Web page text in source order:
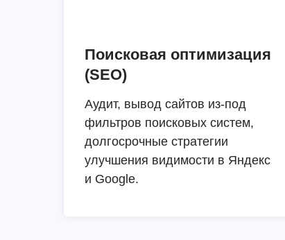
Поисковая оптимизация
(SEO)
Аудит, вывод сайтов из-под
фильтров поисковых систем,
долгосрочные стратегии
улучшения видимости в Яндекс
и Google.